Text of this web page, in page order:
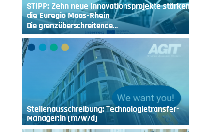
STIPP: Zehn neue Innovationsprojekte stärken
die Euregio Maas-Rhein
Die grenzüberschreitende…
Stellenausschreibung: Technologietransfer-
Manager:in (m/w/d)